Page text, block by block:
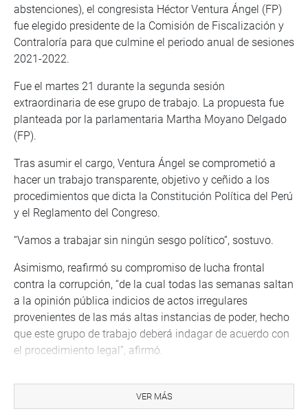
abstenciones), el congresista Héctor Ventura Ángel (FP)
fue elegido presidente de la Comisión de Fiscalización y
Contraloría para que culmine el periodo anual de sesiones
2021-2022.
Fue el martes 21 durante la segunda sesión
extraordinaria de ese grupo de trabajo. La propuesta fue
planteada por la parlamentaria Martha Moyano Delgado
(FP).
Tras asumir el cargo, Ventura Ángel se comprometió a
hacer un trabajo transparente, objetivo y ceñido a los
procedimientos que dicta la Constitución Política del Perú
y el Reglamento del Congreso.
“Vamos a trabajar sin ningún sesgo político”, sostuvo.
Asimismo, reafirmó su compromiso de lucha frontal
contra la corrupción, “de la cual todas las semanas saltan
a la opinión pública indicios de actos irregulares
provenientes de las más altas instancias de poder, hecho
que este grupo de trabajo deberá indagar de acuerdo con
el procedimiento legal”, afirmó.
otorgada señalando que continuará con el trabajo de su
colega Alejandro Aguinaga Recuenco (FP).
VER MÁS